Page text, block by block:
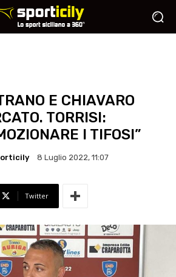
E CHIAVARO
TORRISI:
I TIFOSI”
8 Luglio 2022, 11:07
Twitter